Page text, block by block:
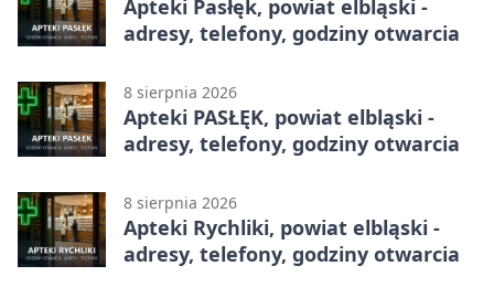
Apteki Pasłęk, powiat elbląski -
adresy, telefony, godziny otwarcia
8 sierpnia 2026
Apteki PASŁĘK, powiat elbląski -
adresy, telefony, godziny otwarcia
8 sierpnia 2026
Apteki Rychliki, powiat elbląski -
adresy, telefony, godziny otwarcia